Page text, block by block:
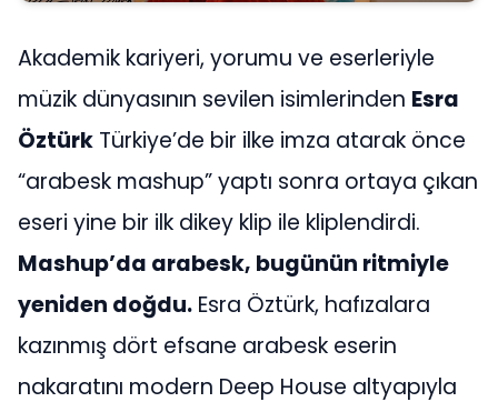
Akademik kariyeri, yorumu ve eserleriyle
müzik dünyasının sevilen isimlerinden Esra
Öztürk Türkiye’de bir ilke imza atarak önce
“arabesk mashup” yaptı sonra ortaya çıkan
eseri yine bir ilk dikey klip ile kliplendirdi.
Mashup’da arabesk, bugünün ritmiyle
yeniden doğdu. Esra Öztürk, hafızalara
kazınmış dört efsane arabesk eserin
nakaratını modern Deep House altyapıyla